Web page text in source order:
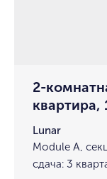
2-
квартира,
Lunar
Module A,
сдача: 3